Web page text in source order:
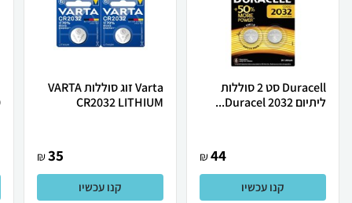
Duracell סט 2 סוללות
ליתיום 2032 Duracel...
44
₪
קנו עכשיו
Varta זוג סוללות VARTA
CR2032 LITHIUM
35
₪
קנו עכשיו